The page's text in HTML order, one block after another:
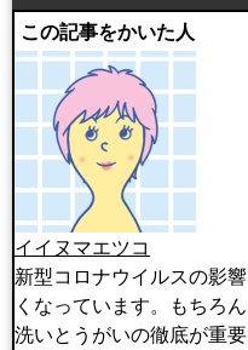
この記事をかいた人
イイヌマエツコ
新型コロナウイルスの影
くなっています。もちろ
洗いとうがいの徹底が重